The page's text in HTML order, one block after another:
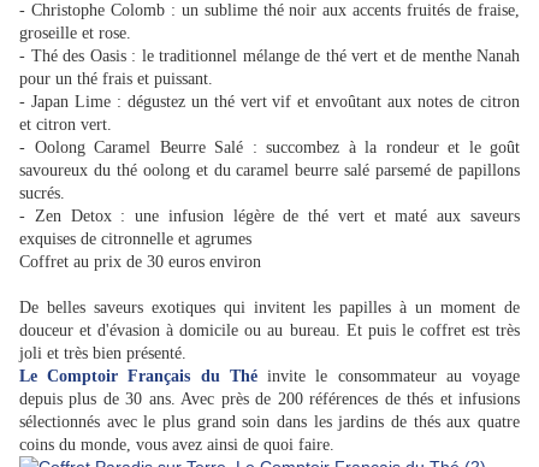
- Christophe Colomb : un sublime thé noir aux accents fruités de fraise,
groseille et rose.
- Thé des Oasis : le traditionnel mélange de thé vert et de menthe Nanah
pour un thé frais et puissant.
- Japan Lime : dégustez un thé vert vif et envoûtant aux notes de citron
et citron vert.
- Oolong Caramel Beurre Salé : succombez à la rondeur et le goût
savoureux du thé oolong et du caramel beurre salé parsemé de papillons
sucrés.
- Zen Detox : une infusion légère de thé vert et maté aux saveurs
exquises de citronnelle et agrumes
Coffret au prix de 30 euros environ
De belles saveurs exotiques qui invitent les papilles à un moment de
douceur et d'évasion à domicile ou au bureau. Et puis le coffret est très
joli et très bien présenté.
Le Comptoir Français du Théinvite le consommateur au voyage
depuis plus de 30 ans. Avec près de 200 références de thés et infusions
sélectionnés avec le plus grand soin dans les jardins de thés aux quatre
coins du monde, vous avez ainsi de quoi faire.